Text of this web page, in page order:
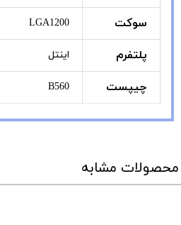
سوکت LGA1200
پلتفرم اینتل
چیپست B560
محصولات مشابه